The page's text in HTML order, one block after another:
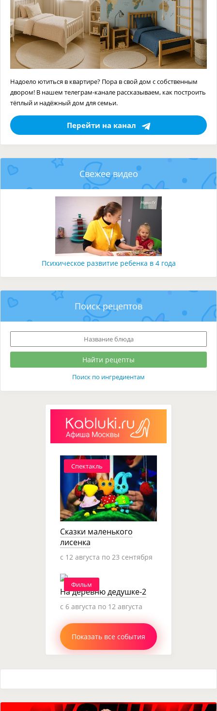
Надоело ютиться в квартире? Пора в свой дом с собственным
двором! В нашем телеграм-канале рассказываем, как построить
тёплый и надёжный дом для семьи.
Перейти на канал
Свежее видео
Психическое развитие ребенка в 4 года
Поиск рецептов
Поиск по ингредиентам
Спектакль
Сказки маленького
лисенка
c 12 августа по 23 сентября
Фильм
На деревню дедушке-2
c 6 августа по 12 августа
Показать все события